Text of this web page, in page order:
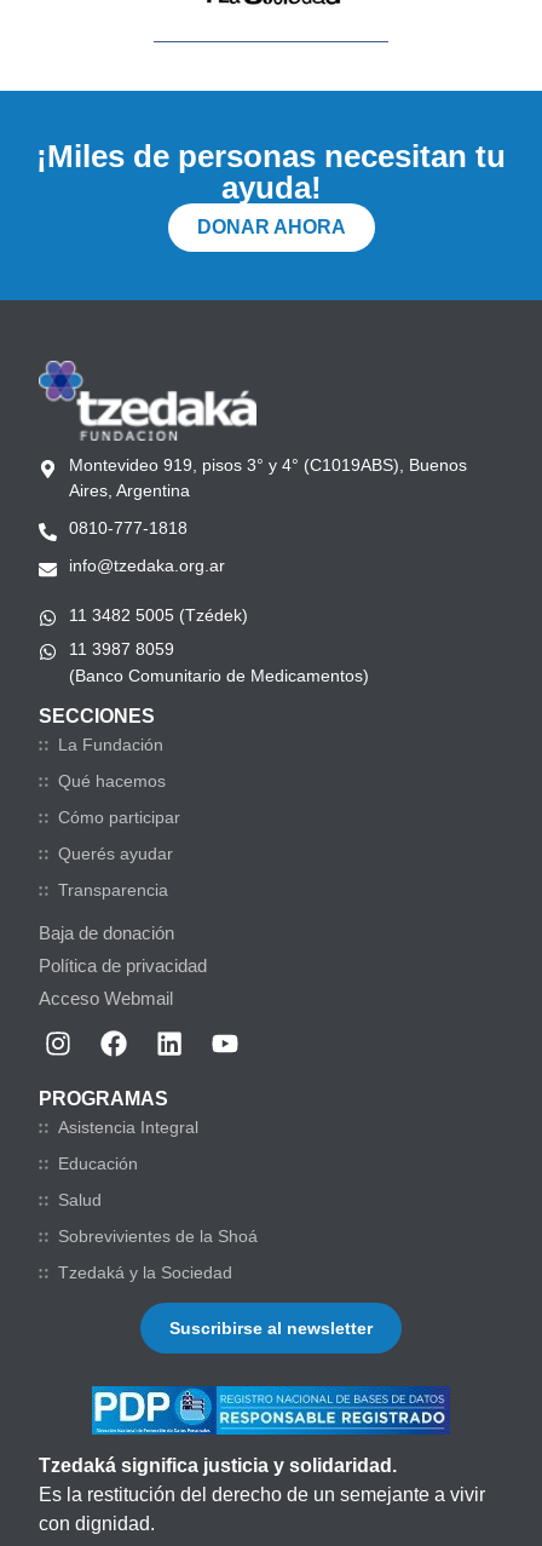
¡Miles de personas necesitan tu
ayuda!
DONAR AHORA
Montevideo 919, pisos 3° y 4° (C1019ABS), Buenos
Aires, Argentina
0810-777-1818
info@tzedaka.org.ar
11 3482 5005 (Tzédek)
11 3987 8059
(Banco Comunitario de Medicamentos)
SECCIONES
La Fundación
Qué hacemos
Cómo participar
Querés ayudar
Transparencia
Baja de donación
Política de privacidad
Acceso Webmail
PROGRAMAS
Asistencia Integral
Educación
Salud
Sobrevivientes de la Shoá
Tzedaká y la Sociedad
Suscribirse al newsletter
Tzedaká significa justicia y solidaridad.
Es la restitución del derecho de un semejante a vivir
con dignidad.